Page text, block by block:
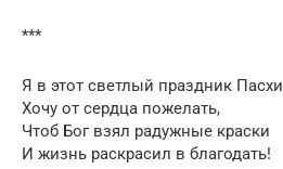
***
Я в этот светлый праздник Пасхи
Хочу от сердца пожелать,
Чтоб Бог взял радужные краски
И жизнь раскрасил в благодать!